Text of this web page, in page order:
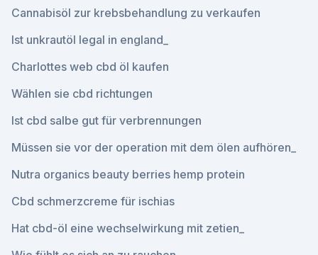
Cannabisöl zur krebsbehandlung zu verkaufen
Ist unkrautöl legal in england_
Charlottes web cbd öl kaufen
Wählen sie cbd richtungen
Ist cbd salbe gut für verbrennungen
Müssen sie vor der operation mit dem ölen aufhören_
Nutra organics beauty berries hemp protein
Cbd schmerzcreme für ischias
Hat cbd-öl eine wechselwirkung mit zetien_